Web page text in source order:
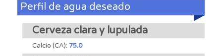
Perfil de agua deseado
Cerveza clara y lupulada
Calcio (CA): 75.0